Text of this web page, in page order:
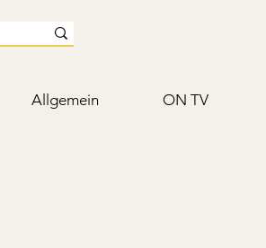
Allgemein ON TV